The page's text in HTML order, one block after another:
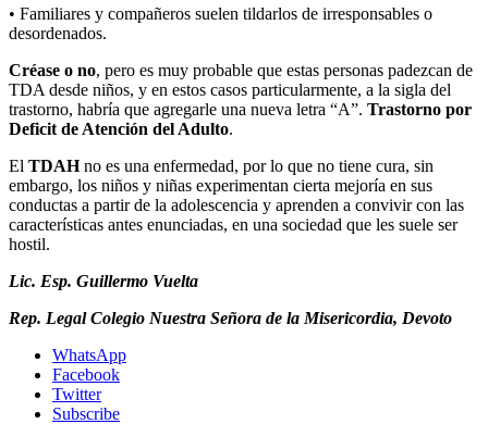
• Familiares y compañeros suelen tildarlos de irresponsables o
desordenados.
Créase o no, pero es muy probable que estas personas padezcan de
TDA desde niños, y en estos casos particularmente, a la sigla del
trastorno, habría que agregarle una nueva letra “A”. Trastorno por
Deficit de Atención del Adulto.
El TDAHno es una enfermedad, por lo que no tiene cura, sin
embargo, los niños y niñas experimentan cierta mejoría en sus
conductas a partir de la adolescencia y aprenden a convivir con las
características antes enunciadas, en una sociedad que les suele ser
hostil.
Lic. Esp. Guillermo Vuelta
Rep. Legal Colegio Nuestra Señora de la Misericordia, Devoto
WhatsApp
Facebook
Twitter
Subscribe